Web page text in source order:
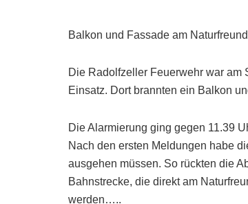
Balkon und Fassade am
Die Radolfzeller Feuerwehr war am
Einsatz. Dort brannten ein Balkon
Die Alarmierung ging gegen 11.39
Nach den ersten Meldungen habe
ausgehen müssen. So rückten die
Bahnstrecke, die direkt am
werden…..